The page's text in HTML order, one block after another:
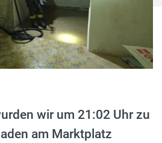
wir um 21:02 Uhr zu
am Marktplatz